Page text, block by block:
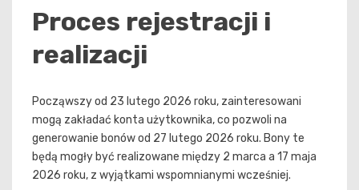
Proces rejestracji i
realizacji
Począwszy od 23 lutego 2026 roku, zainteresowani
mogą zakładać konta użytkownika, co pozwoli na
generowanie bonów od 27 lutego 2026 roku. Bony te
będą mogły być realizowane między 2 marca a 17 maja
2026 roku, z wyjątkami wspomnianymi wcześniej.